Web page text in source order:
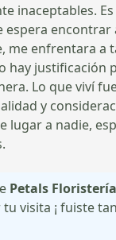
inaceptables.
espera encontrar
me enfrentara a
hay justificación
Lo que viví
y
lugar a nadie,
Petals Floristería
visita ¡ fuiste